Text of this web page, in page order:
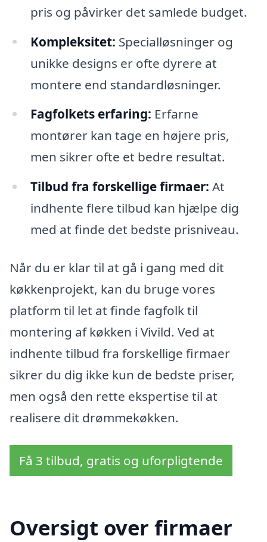
pris og påvirker det samlede budget.
Kompleksitet: Specialløsninger og
unikke designs er ofte dyrere at
montere end standardløsninger.
Fagfolkets erfaring: Erfarne
montører kan tage en højere pris,
men sikrer ofte et bedre resultat.
Tilbud fra forskellige firmaer: At
indhente flere tilbud kan hjælpe dig
med at finde det bedste prisniveau.
Når du er klar til at gå i gang med dit
køkkenprojekt, kan du bruge vores
platform til let at finde fagfolk til
montering af køkken i Vivild. Ved at
indhente tilbud fra forskellige firmaer
sikrer du dig ikke kun de bedste priser,
men også den rette ekspertise til at
realisere dit drømmekøkken.
Få 3 tilbud, gratis og uforpligtende
Oversigt over firmaer